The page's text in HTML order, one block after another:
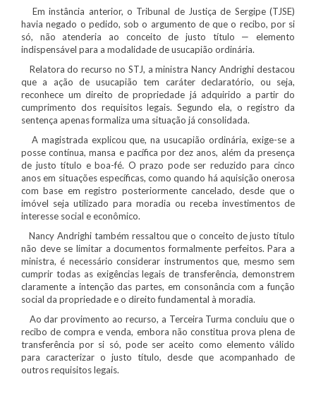
Em instância anterior, o Tribunal de Justiça de Sergipe (TJSE)
havia negado o pedido, sob o argumento de que o recibo, por si
só, não atenderia ao conceito de justo título — elemento
indispensável para a modalidade de usucapião ordinária.
Relatora do recurso no STJ, a ministra Nancy Andrighi destacou
que a ação de usucapião tem caráter declaratório, ou seja,
reconhece um direito de propriedade já adquirido a partir do
cumprimento dos requisitos legais. Segundo ela, o registro da
sentença apenas formaliza uma situação já consolidada.
A magistrada explicou que, na usucapião ordinária, exige-se a
posse contínua, mansa e pacífica por dez anos, além da presença
de justo título e boa-fé. O prazo pode ser reduzido para cinco
anos em situações específicas, como quando há aquisição onerosa
com base em registro posteriormente cancelado, desde que o
imóvel seja utilizado para moradia ou receba investimentos de
interesse social e econômico.
Nancy Andrighi também ressaltou que o conceito de justo título
não deve se limitar a documentos formalmente perfeitos. Para a
ministra, é necessário considerar instrumentos que, mesmo sem
cumprir todas as exigências legais de transferência, demonstrem
claramente a intenção das partes, em consonância com a função
social da propriedade e o direito fundamental à moradia.
Ao dar provimento ao recurso, a Terceira Turma concluiu que o
recibo de compra e venda, embora não constitua prova plena de
transferência por si só, pode ser aceito como elemento válido
para caracterizar o justo título, desde que acompanhado de
outros requisitos legais.